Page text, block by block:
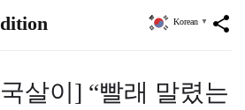
share
Korean ▼
살이] “빨래 말렸는